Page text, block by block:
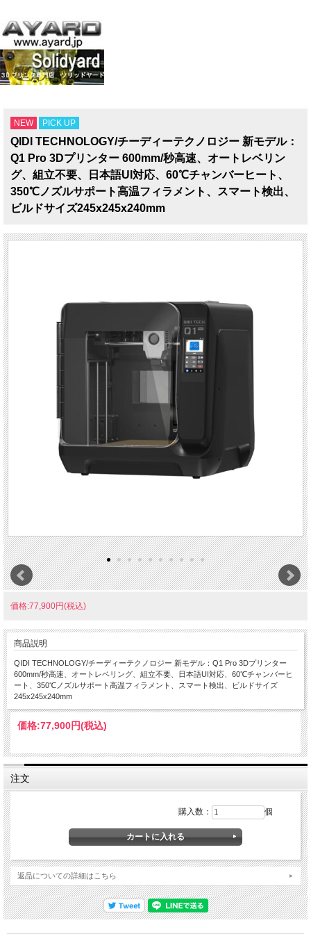
NEW PICK UP
QIDI TECHNOLOGY/チーディーテクノロジー 新モデル：
Q1 Pro 3Dプリンター 600mm/秒高速、オートレベリン
グ、組立不要、日本語UI対応、60℃チャンバーヒート、
350℃ノズルサポート高温フィラメント、スマート検出、
ビルドサイズ245x245x240mm
価格:77,900円(税込)
商品説明
QIDI TECHNOLOGY/チーディーテクノロジー 新モデル：Q1 Pro 3Dプリンター
600mm/秒高速、オートレベリング、組立不要、日本語UI対応、60℃チャンバーヒ
ート、350℃ノズルサポート高温フィラメント、スマート検出、ビルドサイズ
245x245x240mm
価格:77,900円(税込)
注文
購入数： 個
返品についての詳細はこちら